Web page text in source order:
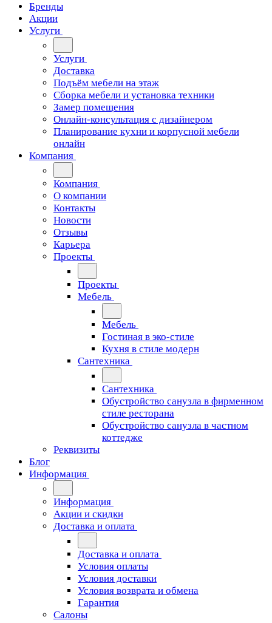
Бренды
Акции
Услуги
Услуги
Доставка
Подъём мебели на этаж
Сборка мебели и установка техники
Замер помещения
Онлайн-консультация с дизайнером
Планирование кухни и корпусной мебели
онлайн
Компания
Компания
О компании
Контакты
Новости
Отзывы
Карьера
Проекты
Проекты
Мебель
Мебель
Гостиная в эко-стиле
Кухня в стиле модерн
Сантехника
Сантехника
Обустройство санузла в фирменном
стиле ресторана
Обустройство санузла в частном
коттедже
Реквизиты
Блог
Информация
Информация
Акции и скидки
Доставка и оплата
Доставка и оплата
Условия оплаты
Условия доставки
Условия возврата и обмена
Гарантия
Салоны